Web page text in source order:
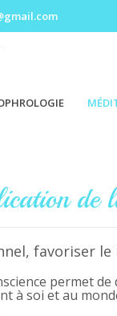
de
favoriser
permet
à soi et au